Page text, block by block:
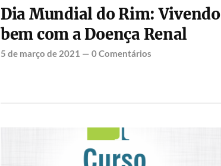
Dia Mundial do Rim: Vivendo
bem com a Doença Renal
5 de março de 2021 — 0 Comentários